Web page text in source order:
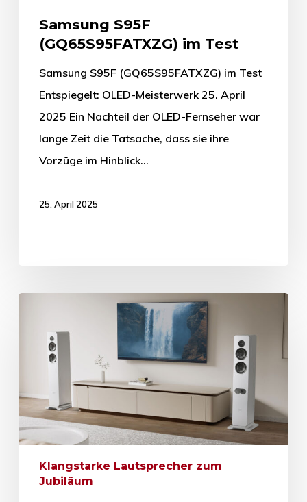
Samsung S95F
(GQ65S95FATXZG) im Test
Samsung S95F (GQ65S95FATXZG) im Test
Entspiegelt: OLED-Meisterwerk 25. April
2025 Ein Nachteil der OLED-Fernseher war
lange Zeit die Tatsache, dass sie ihre
Vorzüge im Hinblick…
25. April 2025
Klangstarke Lautsprecher zum
Jubiläum